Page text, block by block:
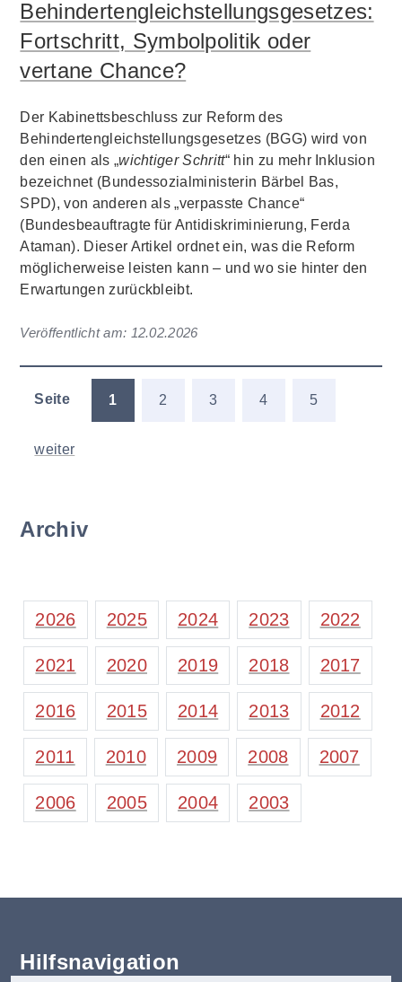
Behindertengleichstellungsgesetzes:
Fortschritt, Symbolpolitik oder
vertane Chance?
Der Kabinettsbeschluss zur Reform des
Behindertengleichstellungsgesetzes (BGG) wird von
den einen als „wichtiger Schritt“ hin zu mehr Inklusion
bezeichnet (Bundessozialministerin Bärbel Bas,
SPD), von anderen als „verpasste Chance“
(Bundesbeauftragte für Antidiskriminierung, Ferda
Ataman). Dieser Artikel ordnet ein, was die Reform
möglicherweise leisten kann – und wo sie hinter den
Erwartungen zurückbleibt.
Veröffentlicht am: 12.02.2026
Seite 1 2 3 4 5
weiter
Archiv
2026 2025 2024 2023 2022
2021 2020 2019 2018 2017
2016 2015 2014 2013 2012
2011 2010 2009 2008 2007
2006 2005 2004 2003
Hilfsnavigation